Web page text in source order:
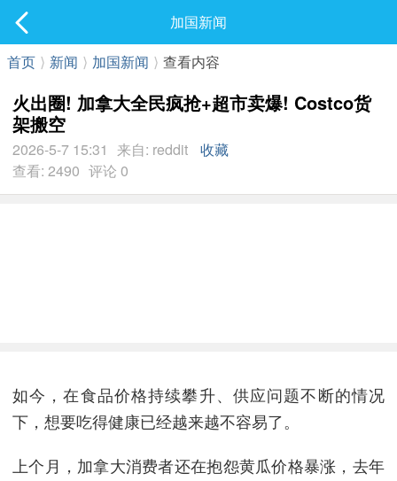
最新发表
加国新闻
首页 ⟩ 新闻 ⟩ 加国新闻 ⟩ 查看内容
火出圈! 加拿大全民疯抢+超市卖爆! Costco货
架搬空
2026-5-7 15:31 来自: reddit
收藏
查看: 2490 评论 0
如今，在食品价格持续攀升、供应问题不断的情况
下，想要吃得健康已经越来越不容易了。
上个月，加拿大消费者还在抱怨黄瓜价格暴涨，去年